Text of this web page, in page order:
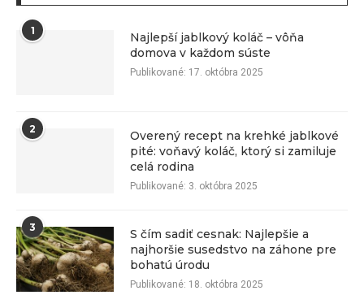
1
Najlepší jablkový koláč – vôňa
domova v každom súste
Publikované: 17. októbra 2025
2
Overený recept na krehké jablkové
pité: voňavý koláč, ktorý si zamiluje
celá rodina
Publikované: 3. októbra 2025
3
S čím sadiť cesnak: Najlepšie a
najhoršie susedstvo na záhone pre
bohatú úrodu
Publikované: 18. októbra 2025